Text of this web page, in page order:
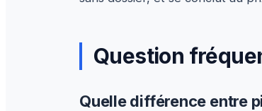
Question
Quelle différence entre